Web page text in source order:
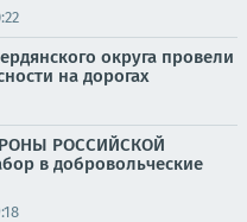
округа провели
на дорогах
РОССИЙСКОЙ
в добровольческие